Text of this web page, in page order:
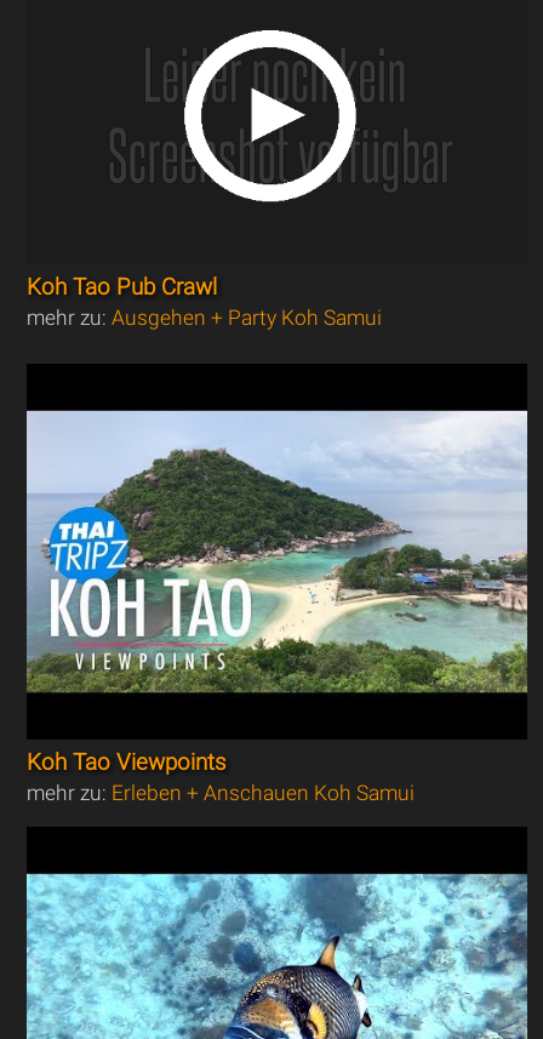
Koh Tao Pub Crawl
mehr zu:Ausgehen + Party Koh Samui
Koh Tao Viewpoints
mehr zu: Erleben + Anschauen Koh Samui